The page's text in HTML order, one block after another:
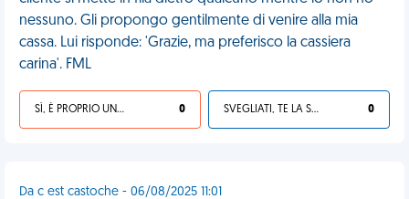
nessuno. Gli propongo gentilmente di venire alla mia
cassa. Lui risponde: 'Grazie, ma preferisco la cassiera
carina'. FML
SÌ, È PROPRIO UNA VDM! 0 SVEGLIATI, TE LA SEI CERCATA! 0
Da c est castoche - 06/08/2025 11:01